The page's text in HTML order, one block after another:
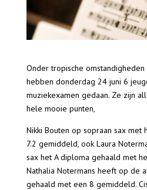
Onder tropische
hebben donderdag 24 juni 6
muziekexamen gedaan. Ze zijn
hele mooie punten,
Nikki Bouten op sopraan sax met
7.2 gemiddeld, ook Laura
sax het A diploma gehaald met
Nathalia Notermans heeft op de
gehaald met een 8 gemiddeld.